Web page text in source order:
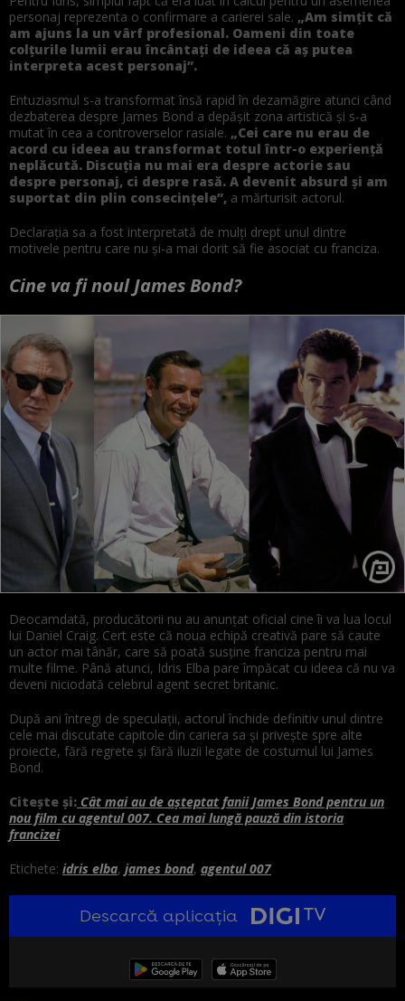
personaj reprezenta o confirmare a carierei sale. „Am simțit că
am ajuns la un vârf profesional. Oameni din toate
colțurile lumii erau încântați de ideea că aș putea
interpreta acest personaj”.
Entuziasmul s-a transformat însă rapid în dezamăgire atunci când
dezbaterea despre James Bond a depășit zona artistică și s-a
mutat în cea a controverselor rasiale. „Cei care nu erau de
acord cu ideea au transformat totul într-o experiență
neplăcută. Discuția nu mai era despre actorie sau
despre personaj, ci despre rasă. A devenit absurd și am
suportat din plin consecințele”, a mărturisit actorul.
Declarația sa a fost interpretată de mulți drept unul dintre
motivele pentru care nu și-a mai dorit să fie asociat cu franciza.
Cine va fi noul James Bond?
Deocamdată, producătorii nu au anunțat oficial cine îi va lua locul
lui Daniel Craig. Cert este că noua echipă creativă pare să caute
un actor mai tânăr, care să poată susține franciza pentru mai
multe filme. Până atunci, Idris Elba pare împăcat cu ideea că nu va
deveni niciodată celebrul agent secret britanic.
După ani întregi de speculații, actorul închide definitiv unul dintre
cele mai discutate capitole din cariera sa și privește spre alte
proiecte, fără regrete și fără iluzii legate de costumul lui James
Bond.
Citește și: Cât mai au de așteptat fanii James Bond pentru un
nou film cu agentul 007. Cea mai lungă pauză din istoria
francizei
Etichete: idris elba, james bond, agentul 007
Descarcă aplicația